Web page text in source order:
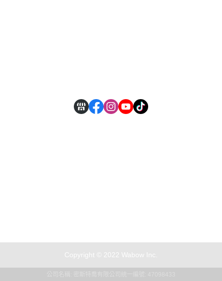
Copyright © 2022 Wabow Inc.